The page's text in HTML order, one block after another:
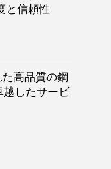
と信頼性
高品質の鋼
越したサービ